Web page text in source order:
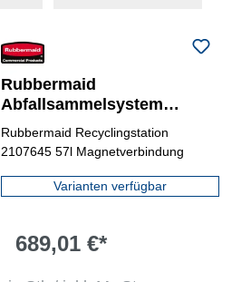
Rubbermaid
Abfallsammelsystem
Recyclingstation
Rubbermaid Recyclingstation
2107645 57l Magnetverbindung
Varianten verfügbar
689,01 €*